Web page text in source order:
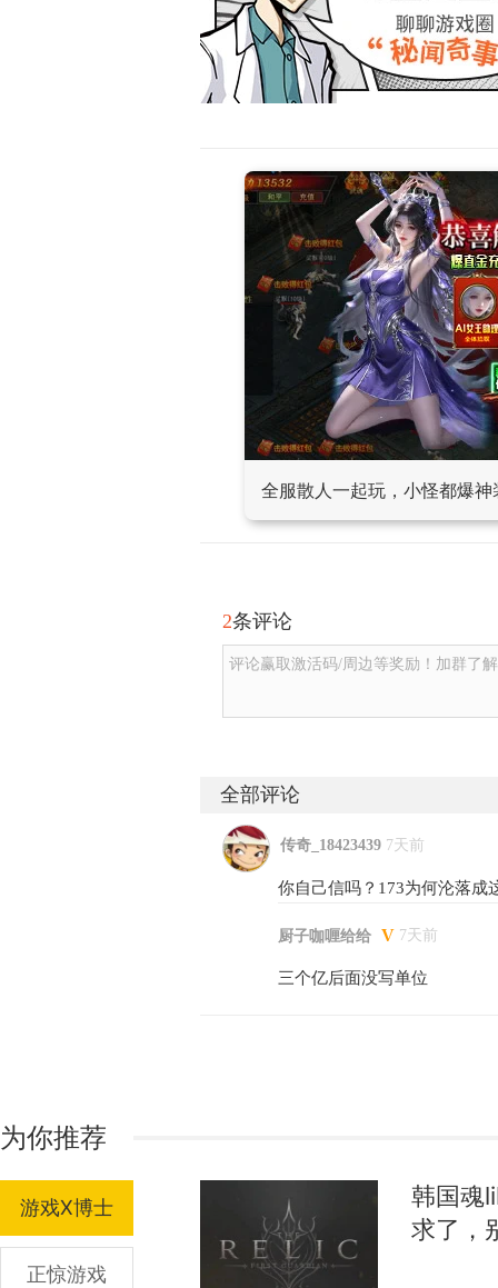
全服散人一起玩，小怪都爆
2条评论
评论赢取激活码/周边等奖励！加群了解
全部评论
传奇_18423439 7天前
你自己信吗？173为何沦落成
厨子咖喱给给 V 7天前
三个亿后面没写单位
为你推荐
游戏X博士
正惊游戏
韩国魂
求了，